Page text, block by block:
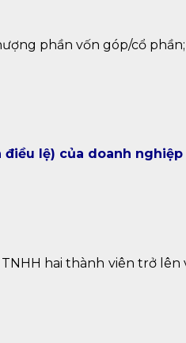
phần vốn góp/cổ phần;
lệ) của doanh nghiệp
hai thành viên trở lên